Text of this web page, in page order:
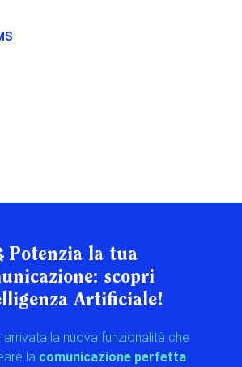
Potenzia la tua
scopri
Artificiale!
arrivata la nuova funzionalità che
la comunicazione perfetta